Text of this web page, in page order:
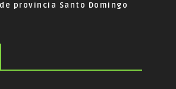
de provincia Santo Domingo